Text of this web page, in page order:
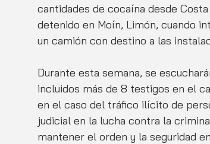
cantidades de cocaína desde
detenido en Moín, Limón, cuando
un camión con destino a las
Durante esta semana, se
incluidos más de 8 testigos en el
en el caso del tráfico ilícito de
judicial en la lucha contra la
mantener el orden y la seguridad